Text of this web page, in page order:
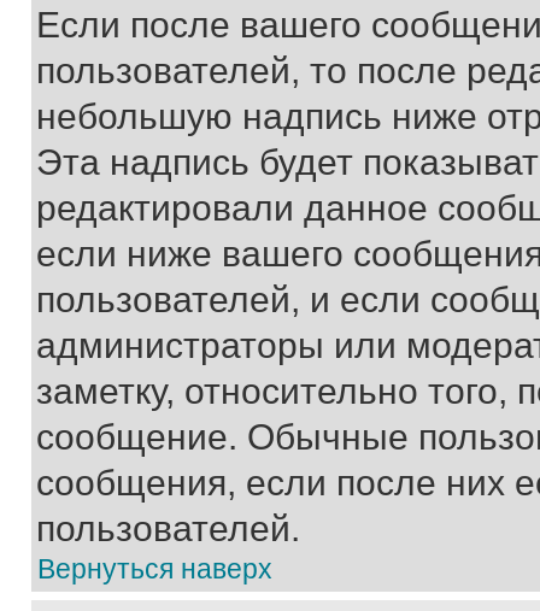
Если после вашего
пользователей, то после
небольшую надпись ниже
Эта надпись будет
редактировали данное
если ниже вашего
пользователей, и если
администраторы или
заметку, относительно
сообщение. Обычные
сообщения, если после них
пользователей.
Вернуться наверх